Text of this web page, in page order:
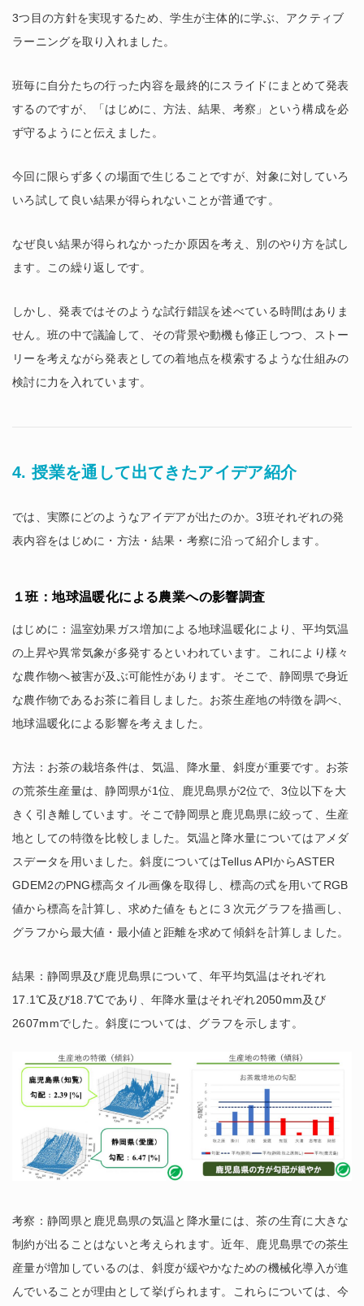
3つ目の方針を実現するため、学生が主体的に学ぶ、アクティブ
ラーニングを取り入れました。
班毎に自分たちの行った内容を最終的にスライドにまとめて発表
するのですが、「はじめに、方法、結果、考察」という構成を必
ず守るようにと伝えました。
今回に限らず多くの場面で生じることですが、対象に対していろ
いろ試して良い結果が得られないことが普通です。
なぜ良い結果が得られなかったか原因を考え、別のやり方を試し
ます。この繰り返しです。
しかし、発表ではそのような試行錯誤を述べている時間はありま
せん。班の中で議論して、その背景や動機も修正しつつ、ストー
リーを考えながら発表としての着地点を模索するような仕組みの
検討に力を入れています。
4. 授業を通して出てきたアイデア紹介
では、実際にどのようなアイデアが出たのか。3班それぞれの発
表内容をはじめに・方法・結果・考察に沿って紹介します。
１班：地球温暖化による農業への影響調査
はじめに：温室効果ガス増加による地球温暖化により、平均気温
の上昇や異常気象が多発するといわれています。これにより様々
な農作物へ被害が及ぶ可能性があります。そこで、静岡県で身近
な農作物であるお茶に着目しました。お茶生産地の特徴を調べ、
地球温暖化による影響を考えました。
方法：お茶の栽培条件は、気温、降水量、斜度が重要です。お茶
の荒茶生産量は、静岡県が1位、鹿児島県が2位で、3位以下を大
きく引き離しています。そこで静岡県と鹿児島県に絞って、生産
地としての特徴を比較しました。気温と降水量についてはアメダ
スデータを用いました。斜度についてはTellus APIからASTER
GDEM2のPNG標高タイル画像を取得し、標高の式を用いてRGB
値から標高を計算し、求めた値をもとに３次元グラフを描画し、
グラフから最大値・最小値と距離を求めて傾斜を計算しました。
結果：静岡県及び鹿児島県について、年平均気温はそれぞれ
17.1℃及び18.7℃であり、年降水量はそれぞれ2050mm及び
2607mmでした。斜度については、グラフを示します。
考察：静岡県と鹿児島県の気温と降水量には、茶の生育に大きな
制約が出ることはないと考えられます。近年、鹿児島県での茶生
産量が増加しているのは、斜度が緩やかなための機械化導入が進
んでいることが理由として挙げられます。これらについては、今